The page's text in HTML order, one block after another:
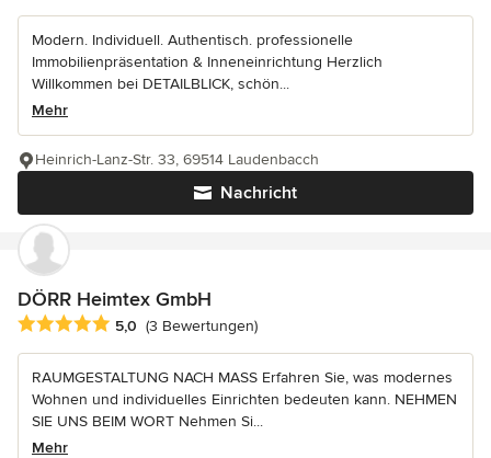
Modern. Individuell. Authentisch. professionelle
Immobilienpräsentation & Inneneinrichtung Herzlich
Willkommen bei DETAILBLICK, schön...
Mehr
Nachricht
Heinrich-Lanz-Str. 33, 69514 Laudenbacch
DÖRR Heimtex GmbH
Durchschnittliche Bewertung: 5 von 5 Sternen
5,0 (3 Bewertungen)
RAUMGESTALTUNG NACH MASS Erfahren Sie, was modernes
Wohnen und individuelles Einrichten bedeuten kann. NEHMEN
SIE UNS BEIM WORT Nehmen Si...
Mehr